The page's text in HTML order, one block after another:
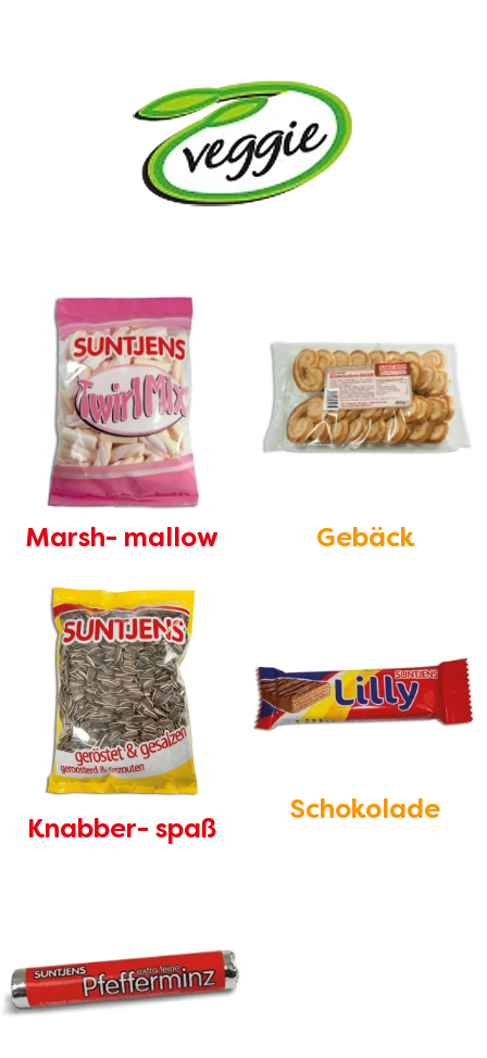
Marsh- mallow Gebäck
Knabber- spaß
Schokolade